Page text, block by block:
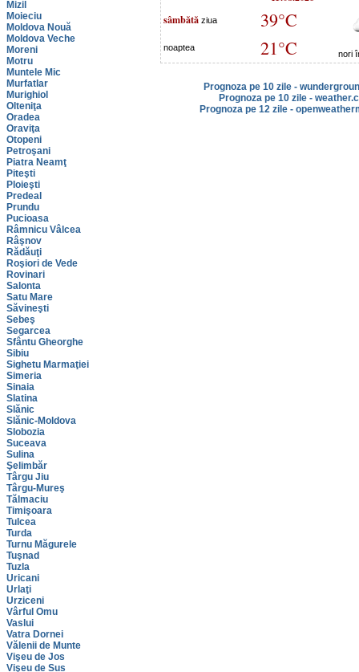
Mizil
Moieciu
Moldova Nouă
Moldova Veche
Moreni
Motru
Muntele Mic
Murfatlar
Murighiol
Olteniţa
Oradea
Oraviţa
Otopeni
Petroşani
Piatra Neamţ
Piteşti
Ploieşti
Predeal
Prundu
Pucioasa
Râmnicu Vâlcea
Râşnov
Rădăuţi
Roşiori de Vede
Rovinari
Salonta
Satu Mare
Săvineşti
Sebeş
Segarcea
Sfântu Gheorghe
Sibiu
Sighetu Marmaţiei
Simeria
Sinaia
Slatina
Slănic
Slănic-Moldova
Slobozia
Suceava
Sulina
Şelimbăr
Târgu Jiu
Târgu-Mureş
Tălmaciu
Timişoara
Tulcea
Turda
Turnu Măgurele
Tuşnad
Tuzla
Uricani
Urlaţi
Urziceni
Vârful Omu
Vaslui
Vatra Dornei
Vălenii de Munte
Vişeu de Jos
Vişeu de Sus
sâmbătă ziua 39°C
nori
noaptea 21°C
Prognoza pe 10 zile -
Prognoza pe 10 zile -
Prognoza pe 12 zile -